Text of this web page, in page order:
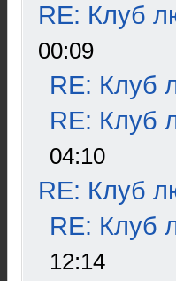
RE: Клуб
00:09
RE: Клуб
RE: Клуб
04:10
RE: Клуб
RE: Клуб
12:14